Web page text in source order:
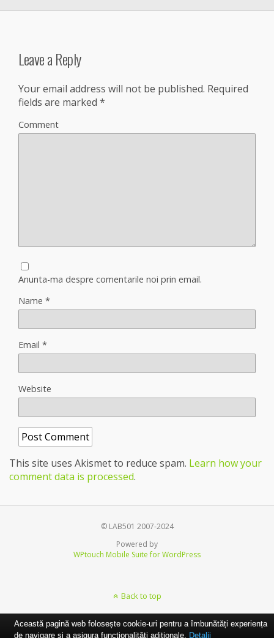
Leave a Reply
Your email address will not be published. Required
fields are marked *
Comment
Anunta-ma despre comentarile noi prin email.
Name *
Email *
Website
This site uses Akismet to reduce spam. Learn how your
comment data is processed.
© LAB501 2007-2024
Powered by
WPtouch Mobile Suite for WordPress
Back to top
Această pagină web folosește cookie-uri pentru a îmbunătăți experiența
de navigare și a asigura funcționalițăți adiționale. Detalii